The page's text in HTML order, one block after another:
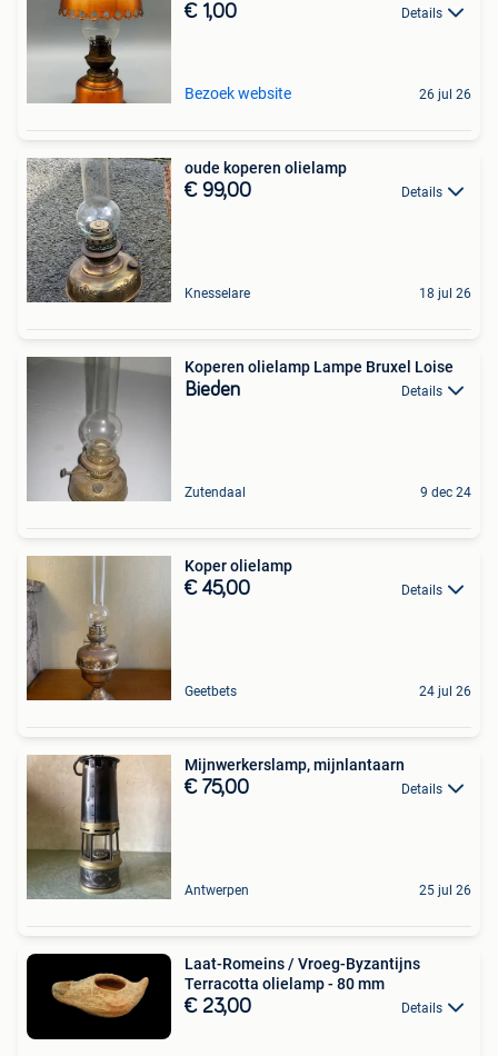
€ 1,00 Details
Bezoek website 26 jul 26
oude koperen olielamp
€ 99,00 Details
Knesselare 18 jul 26
Koperen olielamp Lampe Bruxel Loise
Bieden Details
Zutendaal 9 dec 24
Koper olielamp
€ 45,00 Details
Geetbets 24 jul 26
Mijnwerkerslamp, mijnlantaarn
€ 75,00 Details
Antwerpen 25 jul 26
Laat-Romeins / Vroeg-Byzantijns
Terracotta olielamp - 80 mm
€ 23,00 Details